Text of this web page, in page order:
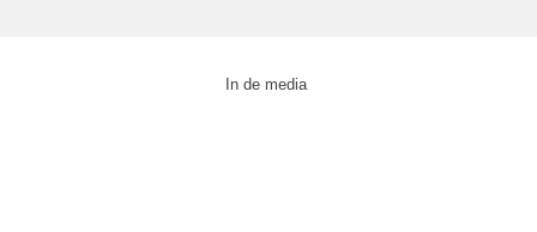
In de media